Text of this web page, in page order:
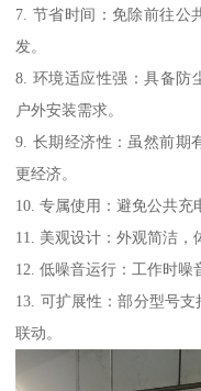
7. 节省时间：免除前往公
发。
8. 环境适应性强：具备防
户外安装需求。
9. 长期经济性：虽然前期
更经济。
10. 专属使用：避免公共充
11. 美观设计：外观简洁，
12. 低噪音运行：工作时噪
13. 可扩展性：部分型号
联动。